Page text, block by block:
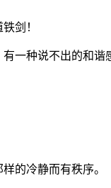
剑！
一种说不出的和谐
的冷静而有秩序。